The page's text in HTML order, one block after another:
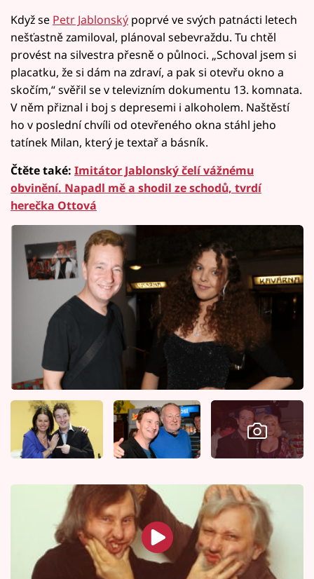
Když se Petr Jablonský poprvé ve svých patnácti letech
nešťastně zamiloval, plánoval sebevraždu. Tu chtěl
provést na silvestra přesně o půlnoci. „Schoval jsem si
placatku, že si dám na zdraví, a pak si otevřu okno a
skočím,“ svěřil se v televizním dokumentu 13. komnata.
V něm přiznal i boj s depresemi i alkoholem. Naštěstí
ho v poslední chvíli od otevřeného okna stáhl jeho
tatínek Milan, který je textař a básník.
Čtěte také: Imitátor Jablonský čelí vážnému
obvinění. Napadl mě a shodil ze schodů, tvrdí
herečka Ottová